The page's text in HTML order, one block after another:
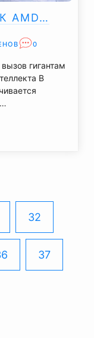
AMD…
0
гигантам
В
32
37